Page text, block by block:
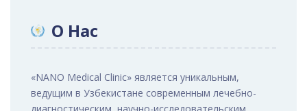
О Нас
«NANO Medical Clinic» является уникальным,
ведущим в Узбекистане современным лечебно-